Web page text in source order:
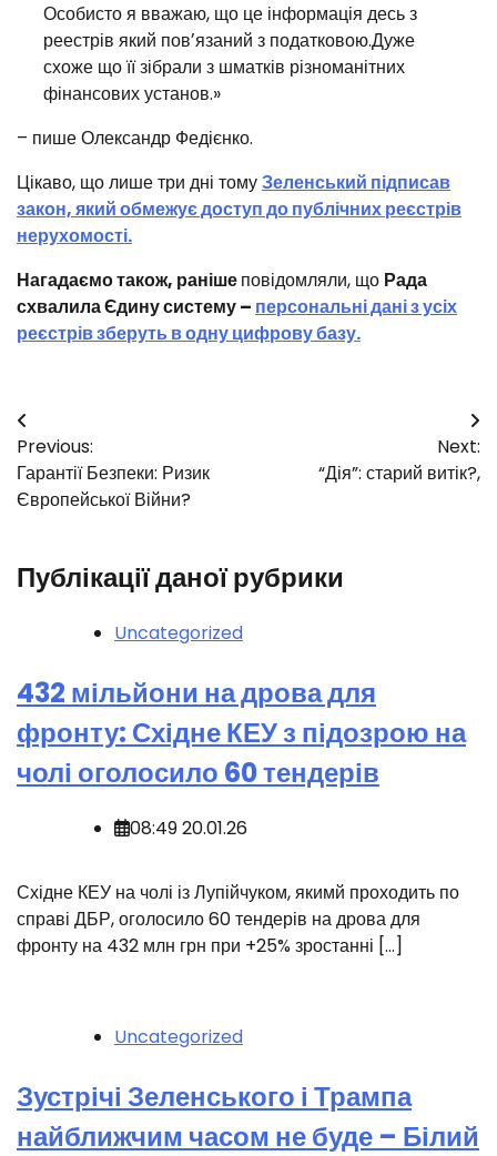
Особисто я вважаю, що це інформація десь з
реестрів який повʼязаний з податковою.Дуже
схоже що її зібрали з шматків різноманітних
фінансових установ.»
– пише Олександр Федієнко.
Цікаво, що лише три дні томуЗеленський підписав
закон, який обмежує доступ до публічних реєстрів
нерухомості.
Нагадаємо також, ранішеповідомляли, що Рада
схвалила Єдину систему – персональні дані з усіх
реєстрів зберуть в одну цифрову базу.
Навігація
записів
Previous:
Гарантії Безпеки: Ризик
Європейської Війни?
Next:
“Дія”: старий витік?,
Публікації даної рубрики
Uncategorized
432 мільйони на дрова для
фронту: Східне КЕУ з підозрою на
чолі оголосило 60 тендерів
08:49 20.01.26
Східне КЕУ на чолі із Лупійчуком, якимй проходить по
справі ДБР, оголосило 60 тендерів на дрова для
фронту на 432 млн грн при +25% зростанні […]
Uncategorized
Зустрічі Зеленського і Трампа
найближчим часом не буде – Білий